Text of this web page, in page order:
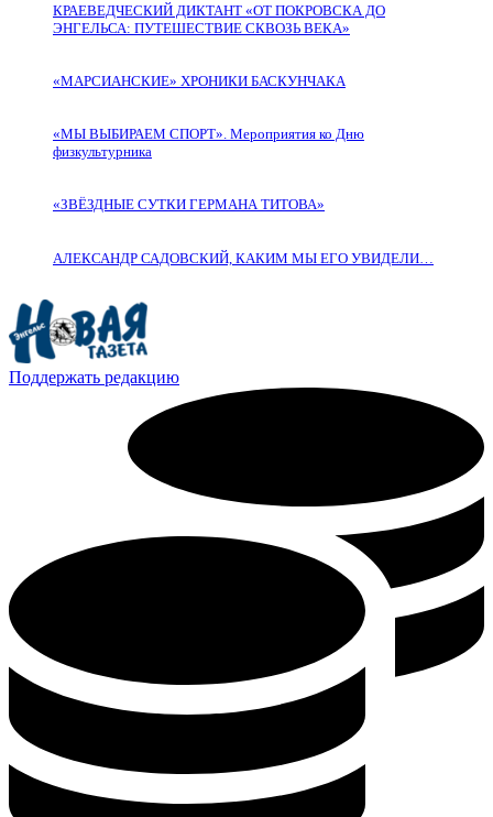
КРАЕВЕДЧЕСКИЙ ДИКТАНТ «ОТ ПОКРОВСКА ДО
ЭНГЕЛЬСА: ПУТЕШЕСТВИЕ СКВОЗЬ ВЕКА»
«МАРСИАНСКИЕ» ХРОНИКИ БАСКУНЧАКА
«МЫ ВЫБИРАЕМ СПОРТ». Мероприятия ко Дню
физкультурника
«ЗВЁЗДНЫЕ СУТКИ ГЕРМАНА ТИТОВА»
АЛЕКСАНДР САДОВСКИЙ, КАКИМ МЫ ЕГО УВИДЕЛИ…
Поддержать редакцию